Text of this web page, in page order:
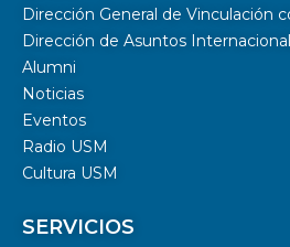
Dirección General de Vinculación
Dirección de Asuntos
Alumni
Noticias
Eventos
Radio USM
Cultura USM
SERVICIOS